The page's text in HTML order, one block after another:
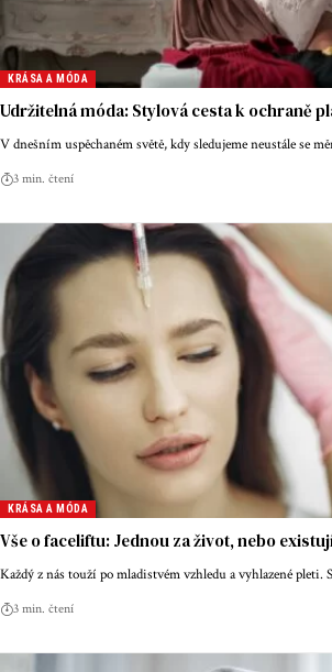
KRÁSA A MÓDA
Udržitelná móda: Stylová cesta k ochraně
V dnešním uspěchaném světě, kdy sledujeme neustále se
3 min. čtení
KRÁSA A MÓDA
Vše o faceliftu: Jednou za život, nebo
Každý z nás touží po mladistvém vzhledu a vyhlazené pleti.
3 min. čtení